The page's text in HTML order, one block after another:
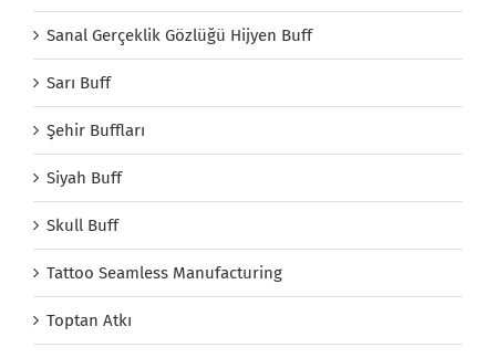
Sanal Gerçeklik Gözlüğü Hijyen Buff
Sarı Buff
Şehir Buffları
Siyah Buff
Skull Buff
Tattoo Seamless Manufacturing
Toptan Atkı